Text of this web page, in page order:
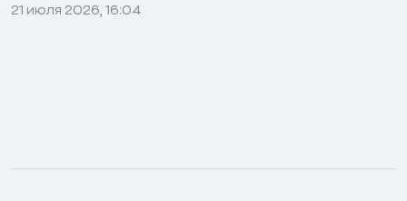
21 июля 2026, 16:04